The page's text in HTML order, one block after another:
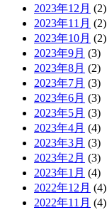
2023年12月 (2)
2023年11月 (2)
2023年10月 (2)
2023年9月 (3)
2023年8月 (2)
2023年7月 (3)
2023年6月 (3)
2023年5月 (3)
2023年4月 (4)
2023年3月 (3)
2023年2月 (3)
2023年1月 (4)
2022年12月 (4)
2022年11月 (4)